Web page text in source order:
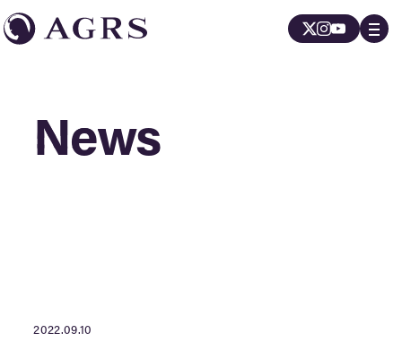
News
News
2022.09.10